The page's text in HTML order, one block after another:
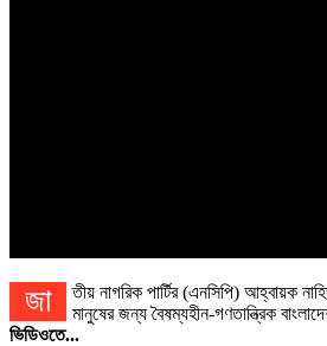
জাতীয় নাগরিক পার্টির (এনসিপি) আহ্বায়ক নাহিদ ইসলাম বলেছেন, সারা দেশের মানুষের জন্য বৈষম্যহীন-গণতান্ত্রিক
ভিডিওতে...